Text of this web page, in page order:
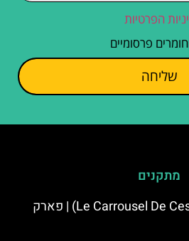
הפרטיות
פרסומיים
שליחה
מתקנים
קרוסלת הקיסר – (Le Carrousel De Cesar) | פארק